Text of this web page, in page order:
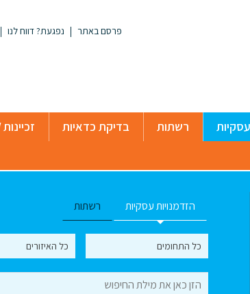
פרסם באתר נפגעת? דווח לנו
רשתות בדיקת כדאיות זכיינות TV
הזדמנויות עסקיות רשתות